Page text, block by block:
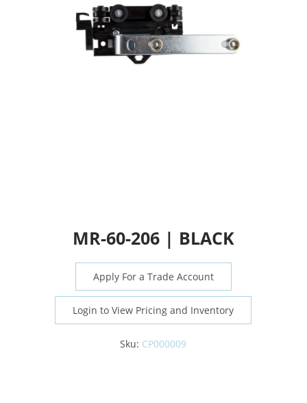
MR-60-206 | BLACK
Apply For a Trade Account
Login to View Pricing and Inventory
Sku: CP000009